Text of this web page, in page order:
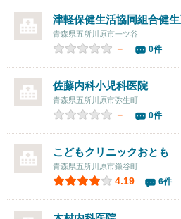
津軽保健生活協同組合健
青森県五所川原市一ツ谷
－ 0件
佐藤内科小児科医院
青森県五所川原市弥生町
－ 0件
こどもクリニックおとも
青森県五所川原市鎌谷町
4.19 6件